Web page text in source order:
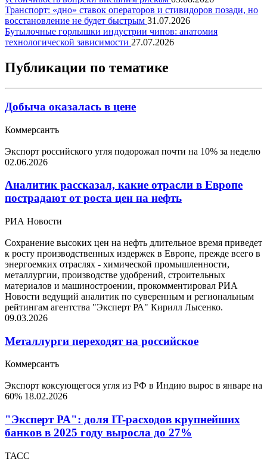
Транспорт: «дно» ставок операторов и стивидоров позади, но
восстановление не будет быстрым 31.07.2026
Бутылочные горлышки индустрии чипов: анатомия
технологической зависимости 27.07.2026
Публикации по тематике
Добыча оказалась в цене
Коммерсантъ
Экспорт российского угля подорожал почти на 10% за неделю
02.06.2026
Аналитик рассказал, какие отрасли в Европе
пострадают от роста цен на нефть
РИА Новости
Сохранение высоких цен на нефть длительное время приведет
к росту производственных издержек в Европе, прежде всего в
энергоемких отраслях - химической промышленности,
металлургии, производстве удобрений, строительных
материалов и машиностроении, прокомментировал РИА
Новости ведущий аналитик по суверенным и региональным
рейтингам агентства "Эксперт РА" Кирилл Лысенко.
09.03.2026
Металлурги переходят на российское
Коммерсантъ
Экспорт коксующегося угля из РФ в Индию вырос в январе на
60% 18.02.2026
"Эксперт РА": доля IT-расходов крупнейших
банков в 2025 году выросла до 27%
ТАСС